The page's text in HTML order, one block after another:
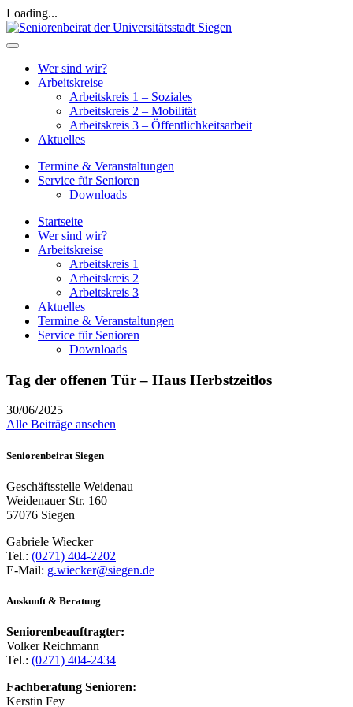
Loading...
Wer sind wir?
Arbeitskreise
Arbeitskreis 1 – Soziales
Arbeitskreis 2 – Mobilität
Arbeitskreis 3 – Öffentlichkeitsarbeit
Aktuelles
Termine & Veranstaltungen
Service für Senioren
Downloads
Startseite
Wer sind wir?
Arbeitskreise
Arbeitskreis 1
Arbeitskreis 2
Arbeitskreis 3
Aktuelles
Termine & Veranstaltungen
Service für Senioren
Downloads
Tag der offenen Tür – Haus Herbstzeitlos
30/06/2025
Alle Beiträge ansehen
Seniorenbeirat Siegen
Geschäftsstelle Weidenau
Weidenauer Str. 160
57076 Siegen
Gabriele Wiecker
Tel.: (0271) 404-2202
E-Mail: g.wiecker@siegen.de
Auskunft & Beratung
Seniorenbeauftragter:
Volker Reichmann
Tel.: (0271) 404-2434
Fachberatung Senioren:
Kerstin Fey